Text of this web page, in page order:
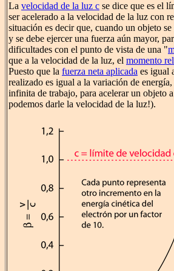
La velocidad de la luz c se dice que es el
ser acelerado a la velocidad de la luz con
situación es decir que, cuando un objeto
y se debe ejercer una fuerza aún mayor,
dificultades con el punto de vista de una "
que a la velocidad de la luz, el momento
Puesto que la fuerza neta aplicada es igual
realizado es igual a la variación de
infinita de trabajo, para acelerar un objeto
podemos darle la velocidad de la luz!).